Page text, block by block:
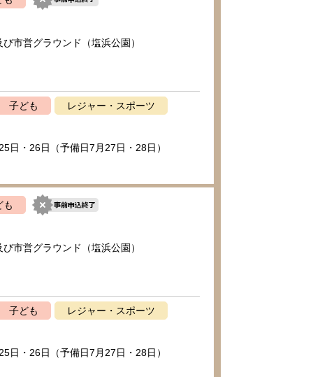
市営グラウンド（塩浜公園）
子ども レジャー・スポーツ
日・26日（予備日7月27日・28日）
も
市営グラウンド（塩浜公園）
子ども レジャー・スポーツ
日・26日（予備日7月27日・28日）